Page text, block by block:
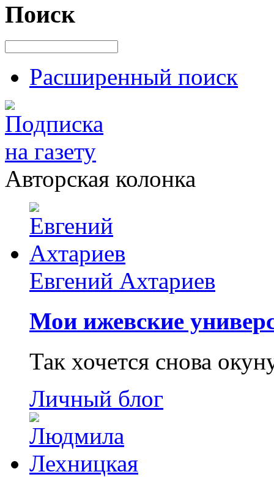
Поиск
Расширенный поиск
Авторская колонка
Евгений Ахтариев
Мои ижевские
Так хочется снова
Личный блог